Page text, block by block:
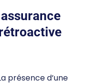
présence d’une